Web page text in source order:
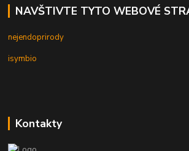
NAVŠTIVTE TYTO WEBOVÉ
nejendoprirody
isymbio
Kontakty